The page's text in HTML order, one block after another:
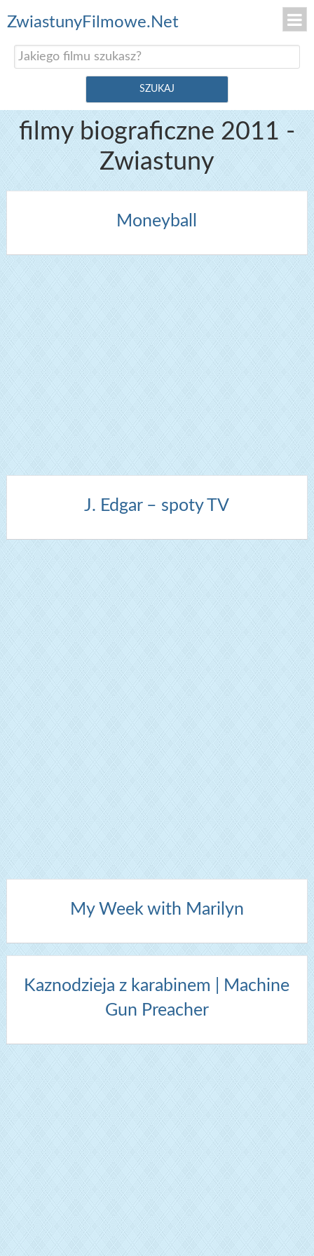
ZwiastunyFilmowe.Net
filmy biograficzne 2011 -
Zwiastuny
Moneyball
J. Edgar – spoty TV
My Week with Marilyn
Kaznodzieja z karabinem | Machine
Gun Preacher